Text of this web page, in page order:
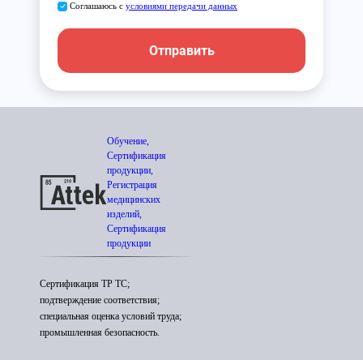
Соглашаюсь с условиями передачи данных
Отправить
Обучение,
Сертификация
продукции,
Регистрация
медицинских
изделий,
Сертификация
продукции
Сертификация ТР ТС;
подтверждение соответствия;
специальная оценка условий труда;
промышленная безопасность.